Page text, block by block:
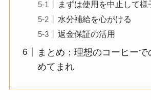
まずは使用を中止して様
水分補給を心がける
返金保証の活用
まとめ：理想のコーヒー
めてまれ